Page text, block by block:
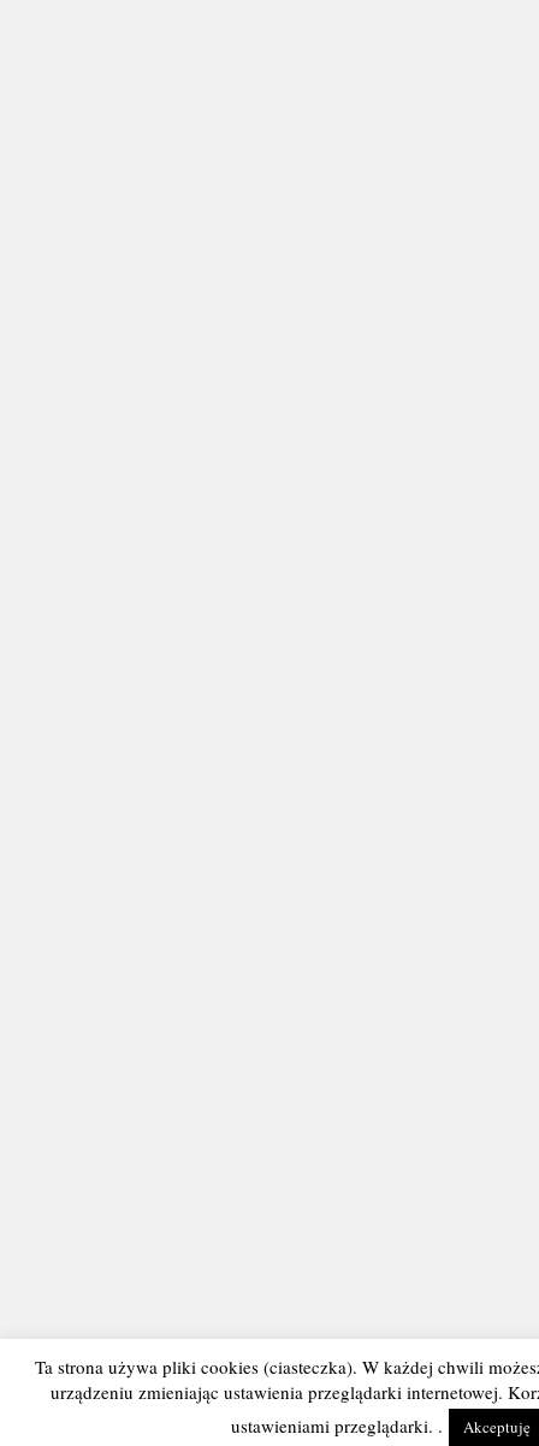
Ta strona używa pliki cookies (ciasteczka). W każdej chwili
urządzeniu zmieniając ustawienia przeglądarki internetowej.
ustawieniami przeglądarki. .
Akceptuję